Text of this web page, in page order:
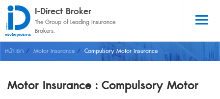
จริงใจทุกบริการ
I-Direct Broker
The Group of Leading Insurance
Brokers.
หน้าแรก Motor Insurance Compulsory Motor Insurance
Motor Insurance : Compulsory Motor